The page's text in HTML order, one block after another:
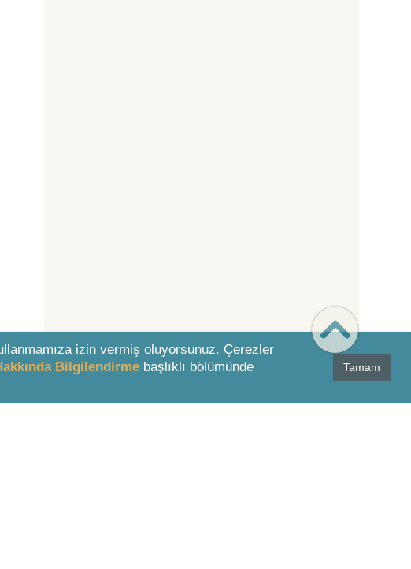
izin vermiş oluyorsunuz. Çerezler
Bilgilendirme başlıklı bölümünde
Tamam